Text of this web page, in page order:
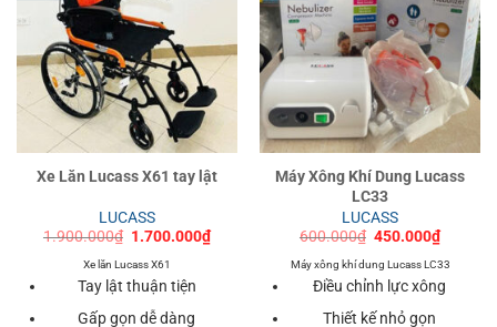
Xe Lăn Lucass X61 tay lật
LUCASS
1.900.000₫ Giá
là:
1.900.000₫.
1.700.000₫Giá
hiện
1.700.000₫.
Xe lăn Lucass X61
Tay lật thuận tiện
Gấp gọn dễ dàng
Máy Xông Khí Dung Lucass
LC33
LUCASS
600.000₫ Giá
là:
600.000₫.
450.000₫Giá
hiện
tại
Máy xông khí dung Lucass LC33
Điều chỉnh lực xông
Thiết kế nhỏ gọn